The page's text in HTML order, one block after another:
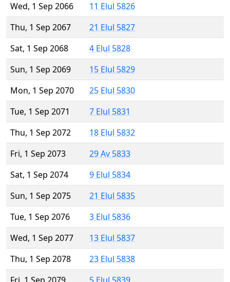
Wed, 1 Sep 2066
11 Elul 5826
Thu, 1 Sep 2067
21 Elul 5827
Sat, 1 Sep 2068
4 Elul 5828
Sun, 1 Sep 2069
15 Elul 5829
Mon, 1 Sep 2070
25 Elul 5830
Tue, 1 Sep 2071
7 Elul 5831
Thu, 1 Sep 2072
18 Elul 5832
Fri, 1 Sep 2073
29 Av 5833
Sat, 1 Sep 2074
9 Elul 5834
Sun, 1 Sep 2075
21 Elul 5835
Tue, 1 Sep 2076
3 Elul 5836
Wed, 1 Sep 2077
13 Elul 5837
Thu, 1 Sep 2078
23 Elul 5838